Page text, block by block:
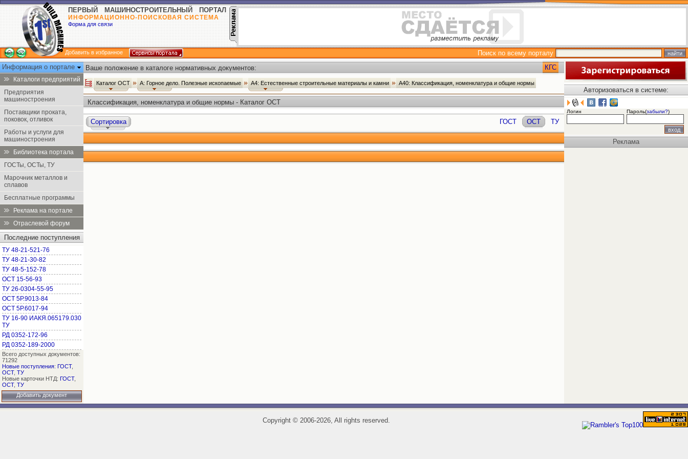
ПЕРВЫЙ МАШИНОСТРОИТЕЛЬНЫЙ ПОРТАЛ
ИНФОРМАЦИОННО-ПОИСКОВАЯ СИСТЕМА
Форма для связи
Добавить в избранное
Поиск по всему порталу
Информация о портале
Каталоги предприятий
Предприятия
машиностроения
Поставщики проката,
поковок, отливок
Работы и услуги для
машиностроения
Библиотека портала
ГОСТы, ОСТы, ТУ
Марочник металлов и
сплавов
Бесплатные программы
Реклама на портале
Отраслевой форум
Последние поступления
ТУ 48-21-521-76
ТУ 48-21-30-82
ТУ 48-5-152-78
ОСТ 15-56-93
ТУ 26-0304-55-95
ОСТ 5Р.9013-84
ОСТ 5Р.6017-94
ТУ 16-90 ИАКЯ.065179.030
ТУ
РД 0352-172-96
РД 0352-189-2000
Всего доступных документов:
71292
Новые поступления: ГОСТ,
ОСТ, ТУ
Новые карточки НТД: ГОСТ,
ОСТ, ТУ
Добавить документ
Ваше положение в каталоге нормативных документов: КГС
Каталог ОСТ А: Горное дело. Полезные ископаемые А4: Естественные строительные материалы и камни А40: Классификация, номенклатура и общие нормы
Классификация, номенклатура и общие нормы - Каталог ОСТ
Сортировка ГОСТ ОСТ ТУ
Авторизоваться в системе:
Логин Пароль(забыли?)
Реклама
Copyright ©2006-2026, All rights reserved.